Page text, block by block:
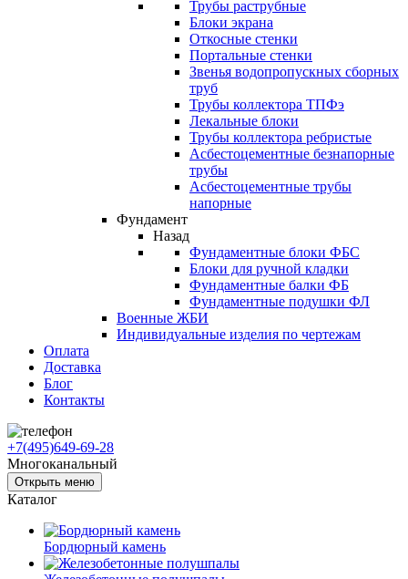
Трубы раструбные
Блоки экрана
Откосные стенки
Портальные стенки
Звенья водопропускных сборных
труб
Трубы коллектора ТПФэ
Лекальные блоки
Трубы коллектора ребристые
Асбестоцементные безнапорные
трубы
Асбестоцементные трубы
напорные
Фундамент
Назад
Фундаментные блоки ФБС
Блоки для ручной кладки
Фундаментные балки ФБ
Фундаментные подушки ФЛ
Военные ЖБИ
Индивидуальные изделия по чертежам
Оплата
Доставка
Блог
Контакты
+7(495)649-69-28
Многоканальный
Открыть меню
Каталог
Бордюрный камень